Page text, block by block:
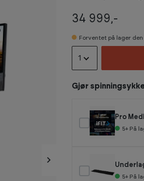
34 999,-
Forventet på lager
1
Gjør
Pro
5+ På
5+ På